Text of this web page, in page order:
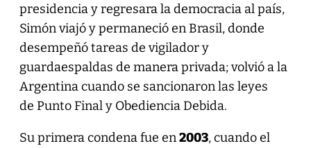
presidencia y regresara la democracia al país,
Simón viajó y permaneció en Brasil, donde
desempeñó tareas de vigilador y
guardaespaldas de manera privada; volvió a la
Argentina cuando se sancionaron las leyes
de Punto Final y Obediencia Debida.
Su primera condena fue en2003, cuando el